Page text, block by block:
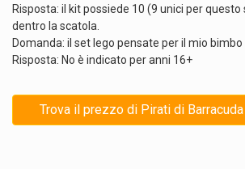
Risposta: il kit possiede 10 (9 unici per
dentro la scatola.
Domanda: il set lego pensate per il mio bimbo
Risposta: No è indicato per anni 16+
Trova il prezzo di Pirati di